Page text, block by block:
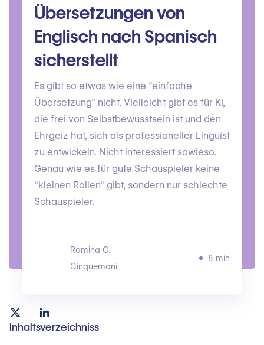
Übersetzungen von
Englisch nach Spanisch
sicherstellt
Es gibt so etwas wie eine "einfache
Übersetzung" nicht. Vielleicht gibt es für KI,
die frei von Selbstbewusstsein ist und den
Ehrgeiz hat, sich als professioneller Linguist
zu entwickeln. Nicht interessiert sowieso.
Genau wie es für gute Schauspieler keine
"kleinen Rollen" gibt, sondern nur schlechte
Schauspieler.
Romina C.
Cinquemani
8 min
Inhaltsverzeichniss